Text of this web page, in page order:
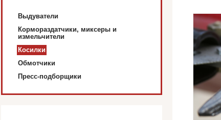
Выдуватели
Кормораздатчики, миксеры и
измельчители
Косилки
Обмотчики
Пресс-подборщики